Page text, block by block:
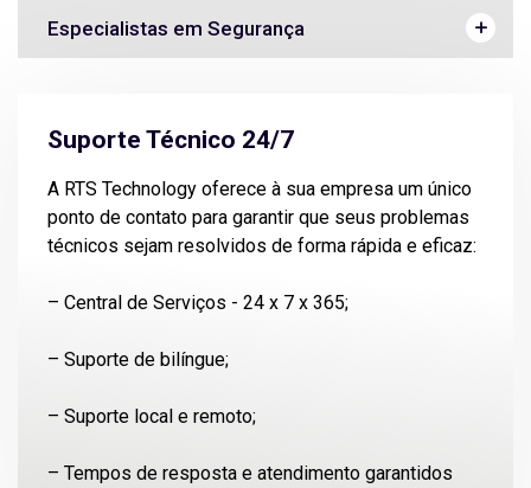
Especialistas em Segurança
Suporte Técnico 24/7
A RTS Technology oferece à sua empresa um único
ponto de contato para garantir que seus problemas
técnicos sejam resolvidos de forma rápida e eficaz:
– Central de Serviços - 24 x 7 x 365;
– Suporte de bilíngue;
– Suporte local e remoto;
– Tempos de resposta e atendimento garantidos